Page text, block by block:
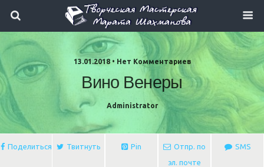
13.01.2018 • Нет Комментариев
Вино Венеры
Administrator
Поделиться Твитнуть Pin
Отпр. по
эл. почте
SMS